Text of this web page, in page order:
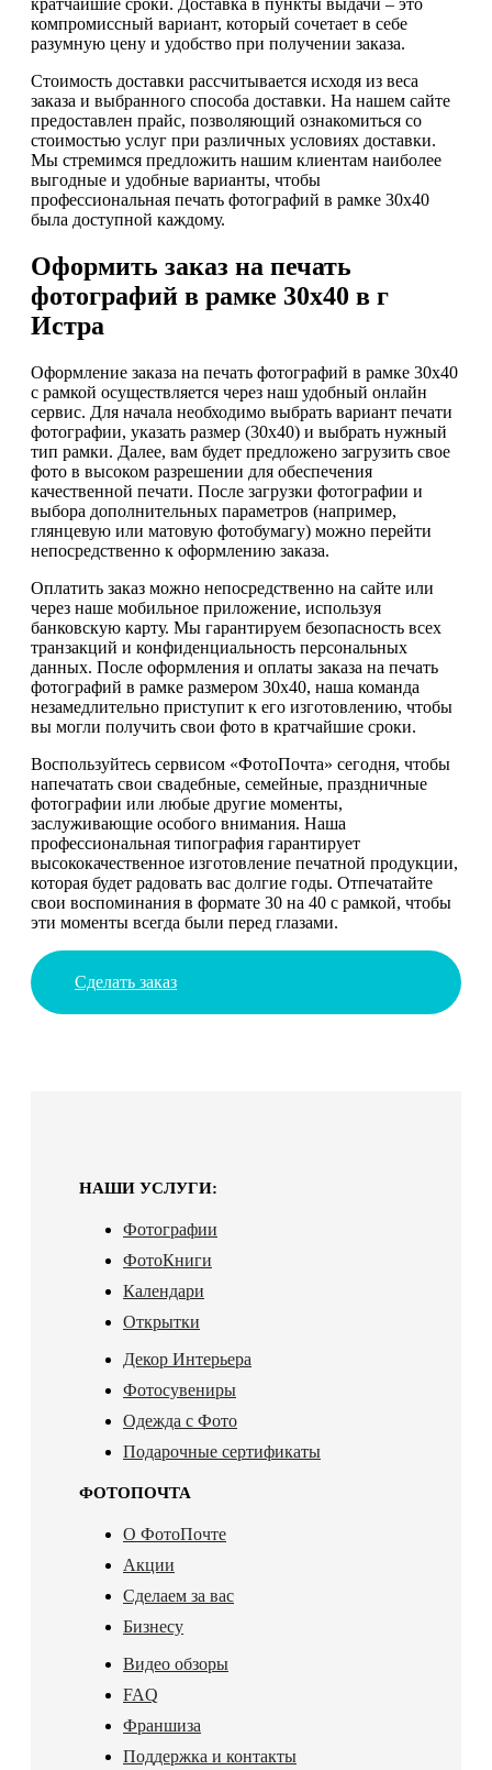
кратчайшие сроки. Доставка в пункты выдачи – это
компромиссный вариант, который сочетает в себе
разумную цену и удобство при получении заказа.
Стоимость доставки рассчитывается исходя из веса
заказа и выбранного способа доставки. На нашем сайте
предоставлен прайс, позволяющий ознакомиться со
стоимостью услуг при различных условиях доставки.
Мы стремимся предложить нашим клиентам наиболее
выгодные и удобные варианты, чтобы
профессиональная печать фотографий в рамке 30х40
была доступной каждому.
Оформить заказ на печать
фотографий в рамке 30х40 в г
Истра
Оформление заказа на печать фотографий в рамке 30х40
с рамкой осуществляется через наш удобный онлайн
сервис. Для начала необходимо выбрать вариант печати
фотографии, указать размер (30х40) и выбрать нужный
тип рамки. Далее, вам будет предложено загрузить свое
фото в высоком разрешении для обеспечения
качественной печати. После загрузки фотографии и
выбора дополнительных параметров (например,
глянцевую или матовую фотобумагу) можно перейти
непосредственно к оформлению заказа.
Оплатить заказ можно непосредственно на сайте или
через наше мобильное приложение, используя
банковскую карту. Мы гарантируем безопасность всех
транзакций и конфиденциальность персональных
данных. После оформления и оплаты заказа на печать
фотографий в рамке размером 30х40, наша команда
незамедлительно приступит к его изготовлению, чтобы
вы могли получить свои фото в кратчайшие сроки.
Воспользуйтесь сервисом «ФотоПочта» сегодня, чтобы
напечатать свои свадебные, семейные, праздничные
фотографии или любые другие моменты,
заслуживающие особого внимания. Наша
профессиональная типография гарантирует
высококачественное изготовление печатной продукции,
которая будет радовать вас долгие годы. Отпечатайте
свои воспоминания в формате 30 на 40 с рамкой, чтобы
эти моменты всегда были перед глазами.
Сделать заказ
НАШИ УСЛУГИ:
Фотографии
ФотоКниги
Календари
Открытки
Декор Интерьера
Фотосувениры
Одежда с Фото
Подарочные сертификаты
ФОТОПОЧТА
О ФотоПочте
Акции
Сделаем за вас
Бизнесу
Видео обзоры
FAQ
Франшиза
Поддержка и контакты